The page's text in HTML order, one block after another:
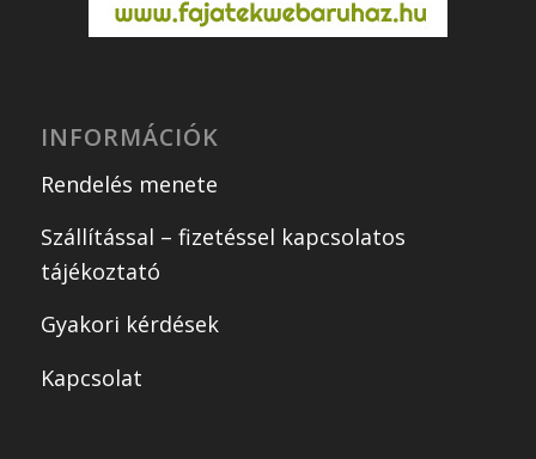
INFORMÁCIÓK
Rendelés menete
Szállítással – fizetéssel kapcsolatos
tájékoztató
Gyakori kérdések
Kapcsolat